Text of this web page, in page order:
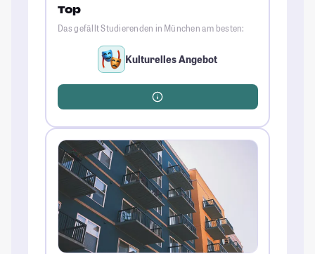
Top
Das gefällt Studierenden in München am besten:
Kulturelles Angebot